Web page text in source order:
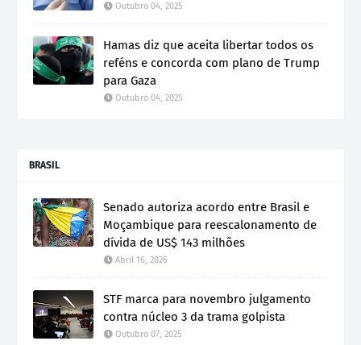
Outubro 04, 2025
Hamas diz que aceita libertar todos os
reféns e concorda com plano de Trump
para Gaza
Outubro 04, 2025
BRASIL
Senado autoriza acordo entre Brasil e
Moçambique para reescalonamento de
dívida de US$ 143 milhões
Abril 16, 2026
STF marca para novembro julgamento
contra núcleo 3 da trama golpista
Outubro 07, 2025